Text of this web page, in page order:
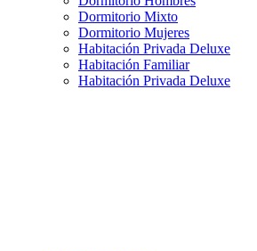
Dormitorio Mixto
Dormitorio Mujeres
Habitación Privada Deluxe
Habitación Familiar
Habitación Privada Deluxe